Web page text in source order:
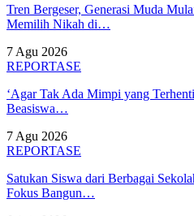
Tren Bergeser, Generasi Muda
Memilih Nikah di…
7 Agu 2026
REPORTASE
‘Agar Tak Ada Mimpi yang
Beasiswa…
7 Agu 2026
REPORTASE
Satukan Siswa dari Berbagai
Fokus Bangun…